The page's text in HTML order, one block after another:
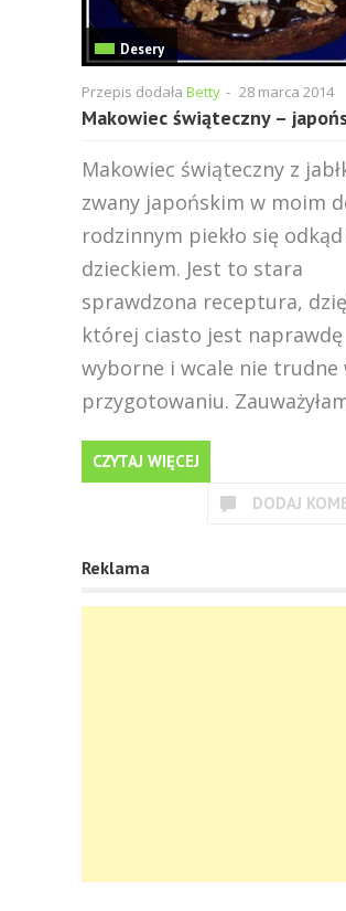
Desery
Przepis dodała Betty - 28 marca 2014
Makowiec świąteczny –
Makowiec świąteczny z
zwany japońskim w moim
rodzinnym piekło się odkąd
dzieckiem. Jest to stara
sprawdzona receptura,
której ciasto jest naprawdę
wyborne i wcale nie trudne
przygotowaniu.
CZYTAJ WIĘCEJ
DODAJ
Reklama